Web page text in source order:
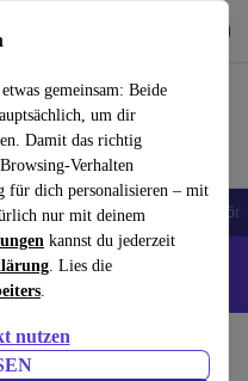
gemeinsam: Beide
um dir
Damit das richtig
Verhalten
für dich personalisieren – mit
nur mit deinem
kannst du jederzeit
. Lies die
.
nutzen
Tablets Smartwatches Zubehör
Smartphones - Code: